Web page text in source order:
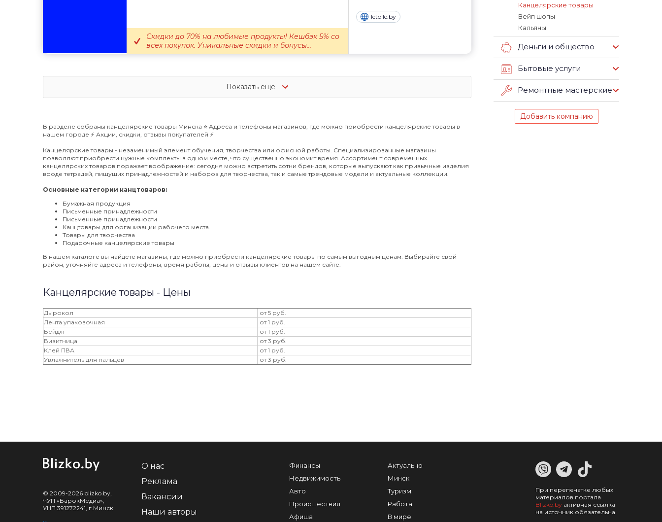
letoile.by
Скидки до 70% на любимые продукты! Кешбэк 5% со
всех покупок. Уникальные скидки и бонусы...
Показать еще
В разделе собраны канцелярские товары Минска ⭐️ Адреса и телефоны магазинов, где можно приобрести канцелярские товары в
нашем городе ⚡️ Акции, скидки, отзывы покупателей ⚡️
Канцелярские товары - незаменимый элемент обучения, творчества или офисной работы. Специализированные магазины
позволяют приобрести нужные комплекты в одном месте, что существенно экономит время. Ассортимент современных
канцелярских товаров поражает воображение: сегодня можно встретить сотни брендов, которые выпускают как привычные изделия
вроде тетрадей, пишущих принадлежностей и наборов для творчества, так и самые трендовые модели и актуальные коллекции.
Основные категории канцтоваров:
Бумажная продукция
Письменные принадлежности
Письменные принадлежности
Канцтовары для организации рабочего места.
Товары для творчества
Подарочные канцелярские товары
В нашем каталоге вы найдете магазины, где можно приобрести канцелярские товары по самым выгодным ценам. Выбирайте свой
район, уточняйте адреса и телефоны, время работы, цены и отзывы клиентов на нашем сайте.
Канцелярские товары - Цены
Дырокол
от 5 руб.
Лента упаковочная
от 1 руб.
Бейдж
от 1 руб.
Визитница
от 3 руб.
Клей ПВА
от 1 руб.
Увлажнитель для пальцев
от 3 руб.
Канцелярские товары
Вейп шопы
Кальяны
Деньги и общество
Бытовые услуги
Ремонтные мастерские
Добавить компанию
© 2009-2026 blizko.by,
ЧУП «БарокМедиа»,
УНП 391272241, г.Минск
О нас
Реклама
Вакансии
Наши авторы
Финансы
Недвижимость
Авто
Происшествия
Афиша
Актуально
Минск
Туризм
Работа
В мире
При перепечатке любых
материалов портала
Blizko.by активная ссылка
на источник обязательна